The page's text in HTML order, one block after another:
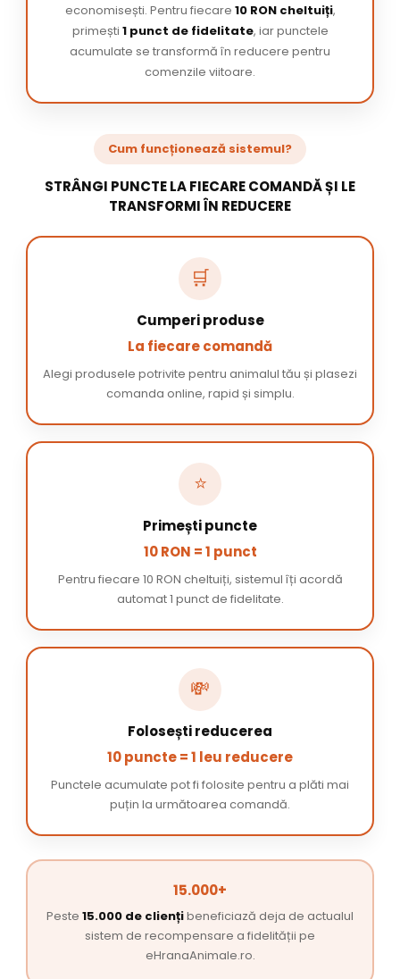
economisești. Pentru fiecare 10 RON cheltuiți,
primești 1 punct de fidelitate, iar punctele
acumulate se transformă în reducere pentru
comenzile viitoare.
Cum funcționează sistemul?
STRÂNGI PUNCTE LA FIECARE COMANDĂ ȘI LE
TRANSFORMI ÎN REDUCERE
🛒
Cumperi produse
La fiecare comandă
Alegi produsele potrivite pentru animalul tău și plasezi
comanda online, rapid și simplu.
⭐
Primești puncte
10 RON = 1 punct
Pentru fiecare 10 RON cheltuiți, sistemul îți acordă
automat 1 punct de fidelitate.
💸
Folosești reducerea
10 puncte = 1 leu reducere
Punctele acumulate pot fi folosite pentru a plăti mai
puțin la următoarea comandă.
15.000+
Peste 15.000 de cliențibeneficiază deja de actualul
sistem de recompensare a fidelității pe
eHranaAnimale.ro.